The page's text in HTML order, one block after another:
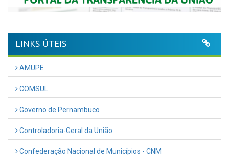
LINKS ÚTEIS
AMUPE
COMSUL
Governo de Pernambuco
Controladoria-Geral da União
Confederação Nacional de Municípios - CNM